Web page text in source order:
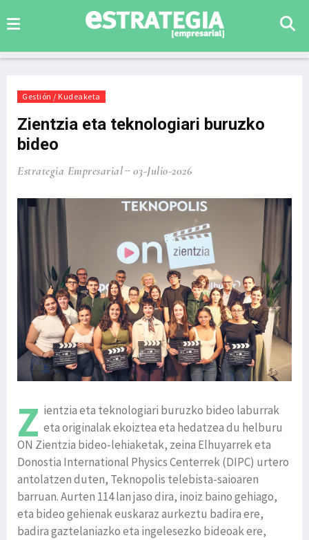
Gestión / Kudeaketa
Zientzia eta teknologiari buruzko
bideo
Estrategia Empresarial 03-Julio-2026
Z ientzia eta teknologiari buruzko bideo laburrak
eta originalak ekoiztea eta hedatzea du helburu
ON Zientzia bideo-lehiaketak, zeina Elhuyarrek eta
Donostia International Physics Centerrek (DIPC) urtero
antolatzen duten, Teknopolis telebista-saioaren
barruan. Aurten 114 lan jaso dira, inoiz baino gehiago,
eta bideo gehienak euskaraz aurkeztu badira ere,
badira gaztelaniazko eta ingelesezko bideoak ere,